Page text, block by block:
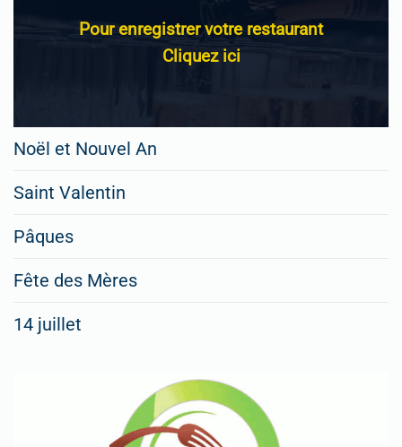
Pour enregistrer votre restaurant
Cliquez ici
Noël et Nouvel An
Saint Valentin
Pâques
Fête des Mères
14 juillet